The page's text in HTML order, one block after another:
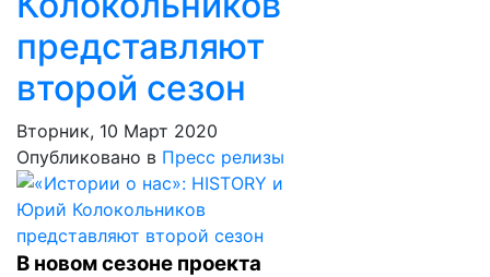
представляют
второй сезон
Вторник, 10 Март 2020
Опубликовано в Пресс релизы
В новом сезоне проекта